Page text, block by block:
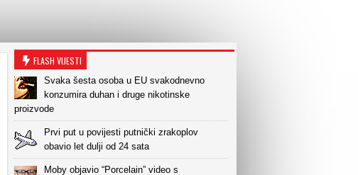
FLASH VIJESTI
Svaka šesta osoba u EU svakodnevno
konzumira duhan i druge nikotinske
proizvode
Prvi put u povijesti putnički zrakoplov
obavio let dulji od 24 sata
Moby objavio “Porcelain” video s